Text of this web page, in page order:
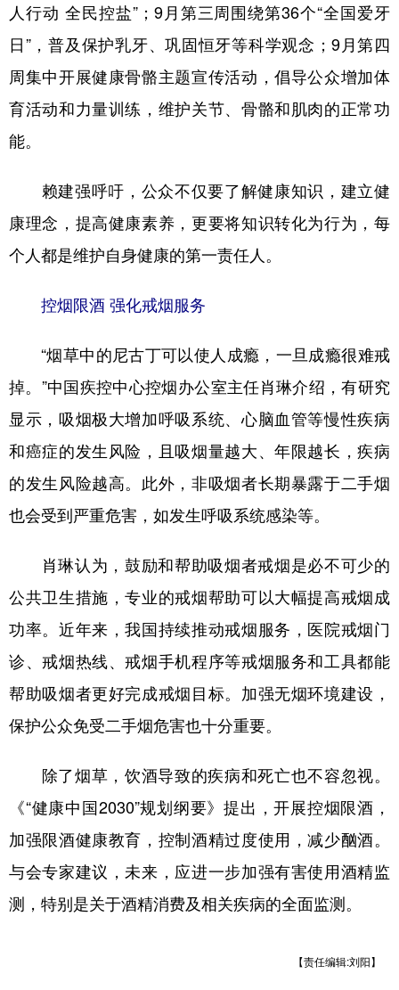
人行动 全民控盐”；9月第三周围绕第36个“全国爱牙
日”，普及保护乳牙、巩固恒牙等科学观念；9月第四
周集中开展健康骨骼主题宣传活动，倡导公众增加体
育活动和力量训练，维护关节、骨骼和肌肉的正常功
能。
赖建强呼吁，公众不仅要了解健康知识，建立健
康理念，提高健康素养，更要将知识转化为行为，每
个人都是维护自身健康的第一责任人。
控烟限酒 强化戒烟服务
“烟草中的尼古丁可以使人成瘾，一旦成瘾很难戒
掉。”中国疾控中心控烟办公室主任肖琳介绍，有研究
显示，吸烟极大增加呼吸系统、心脑血管等慢性疾病
和癌症的发生风险，且吸烟量越大、年限越长，疾病
的发生风险越高。此外，非吸烟者长期暴露于二手烟
也会受到严重危害，如发生呼吸系统感染等。
肖琳认为，鼓励和帮助吸烟者戒烟是必不可少的
公共卫生措施，专业的戒烟帮助可以大幅提高戒烟成
功率。近年来，我国持续推动戒烟服务，医院戒烟门
诊、戒烟热线、戒烟手机程序等戒烟服务和工具都能
帮助吸烟者更好完成戒烟目标。加强无烟环境建设，
保护公众免受二手烟危害也十分重要。
除了烟草，饮酒导致的疾病和死亡也不容忽视。
《“健康中国2030”规划纲要》提出，开展控烟限酒，
加强限酒健康教育，控制酒精过度使用，减少酗酒。
与会专家建议，未来，应进一步加强有害使用酒精监
测，特别是关于酒精消费及相关疾病的全面监测。
【责任编辑:刘阳】